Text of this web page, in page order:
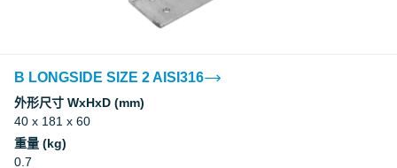
Underwriters Laboratories Inc.
Underwriters Laboratories Inc.
Underwriters Laboratories Inc.
B LONGSIDE SIZE 2 AISI316
外形尺寸 WxHxD (mm)
40 x 181 x 60
重量 (kg)
0.7